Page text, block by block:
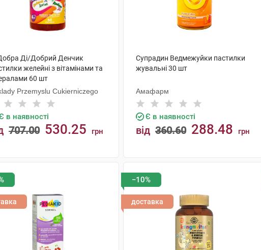
Ді/Добрий Денчик
желейні з вітамінами та
60 шт
Przemyslu Cukierniczego
в наявності
707.00 530.25 грн
Супрадин Ведмежуйки пастилки
жувальні 30 шт
Амафарм
Є в наявності
від 360.60 288.48 грн
−10%
доставка